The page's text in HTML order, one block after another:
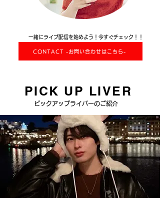
一緒にライブ配信を始めよう！今すぐチェック！！
CONTACT -お問い合わせはこちら-
PICK UP LIVER
​ピックアップライバーのご紹介